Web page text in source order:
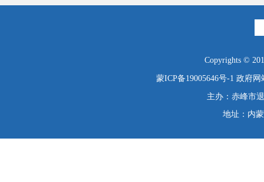
Copyrights ©
蒙ICP备19005646号-1 政府网
主办：赤峰市
地址：内